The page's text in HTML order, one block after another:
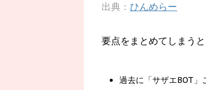
出典： ひんめらー
要点をまとめてしまうと
過去に「サザエBOT」